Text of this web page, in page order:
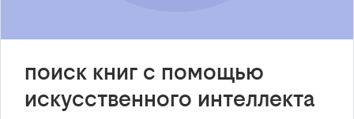
поиск книг с помощью
искусственного интеллекта